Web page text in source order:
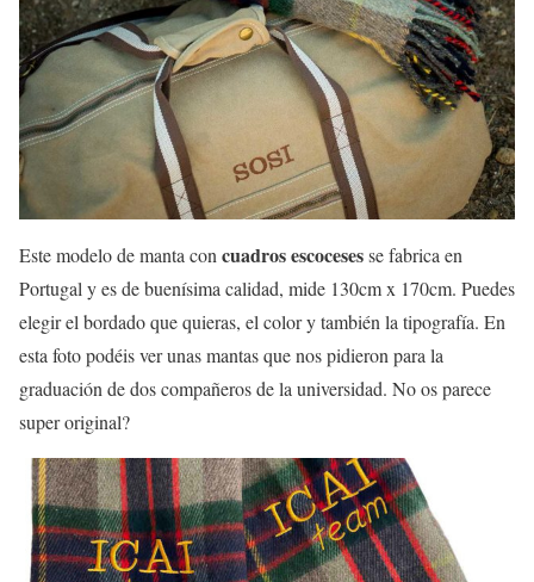
Este modelo de manta con cuadros escocesesse fabrica en
Portugal y es de buenísima calidad, mide 130cm x 170cm. Puedes
elegir el bordado que quieras, el color y también la tipografía. En
esta foto podéis ver unas mantas que nos pidieron para la
graduación de dos compañeros de la universidad. No os parece
super original?